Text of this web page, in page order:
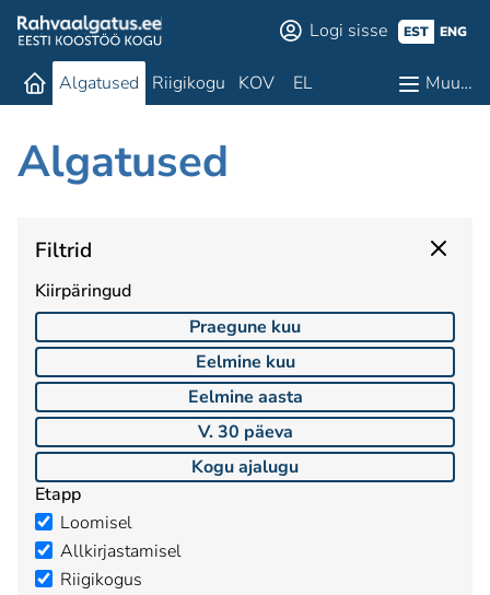
Logi sisse EST ENG
Algatused Riigikogu KOV EL Muu…
Algatused
Filtrid
Kiirpäringud
Praegune kuu
Eelmine kuu
Eelmine aasta
V. 30 päeva
Kogu ajalugu
Etapp
Loomisel
Allkirjastamisel
Riigikogus